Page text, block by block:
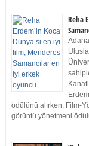
Reha
ödülünü alırken, Film-
görüntü yönetmeni